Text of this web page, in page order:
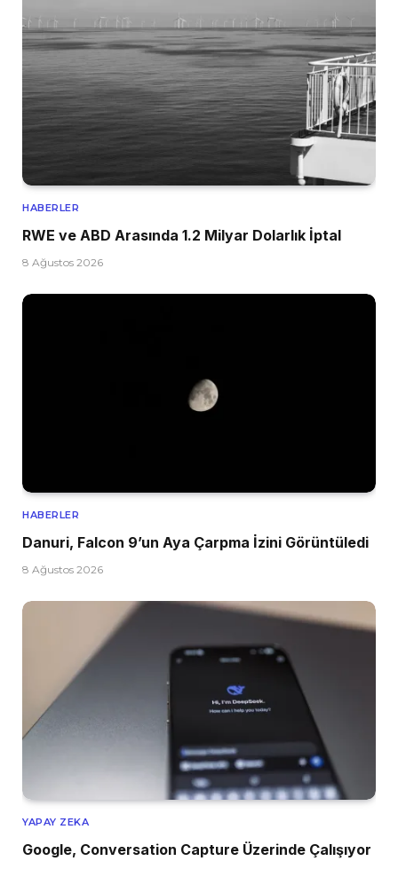
HABERLER
RWE ve ABD Arasında 1.2 Milyar Dolarlık İptal
8 Ağustos 2026
HABERLER
Danuri, Falcon 9’un Aya Çarpma İzini Görüntüledi
8 Ağustos 2026
YAPAY ZEKA
Google, Conversation Capture Üzerinde Çalışıyor